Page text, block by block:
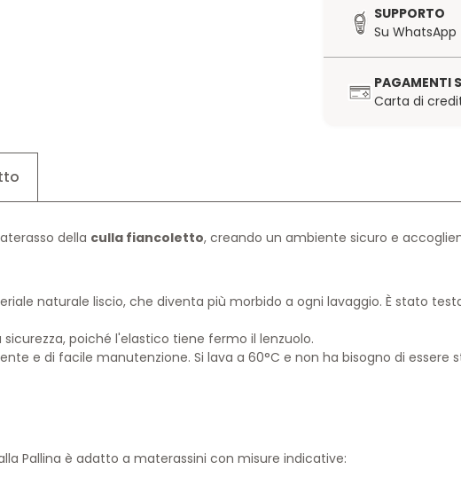
SUPPORTO
Su WhatsApp
PAGAMENTI
Carta di
della culla fiancoletto, creando un ambiente sicuro e
naturale liscio, che diventa più morbido a ogni lavaggio. È stato
poiché l'elastico tiene fermo il lenzuolo.
e di facile manutenzione. Si lava a 60°C e non ha bisogno di essere
Pallina è adatto a materassini con misure indicative: